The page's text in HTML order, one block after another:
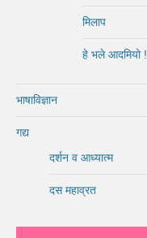
मिलाप
हे भले आदमियो !
भाषाविज्ञान
गद्य
दर्शन व आध्यात्म
दस महाव्रत